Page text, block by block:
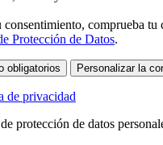
consentimiento, comprueba
Protección de Datos.
obligatorios Personalizar la
de privacidad
protección de datos